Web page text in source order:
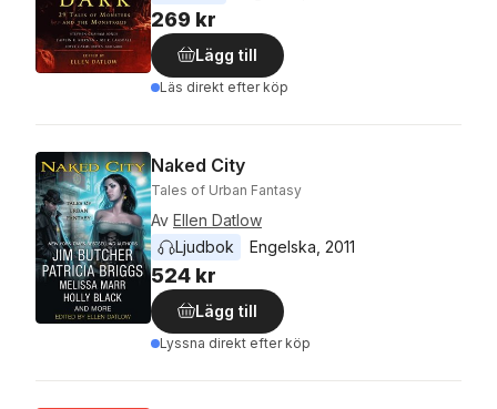
269 kr
Lägg till
Läs direkt efter köp
Naked City
Tales of Urban Fantasy
Av Ellen Datlow
Ljudbok
Engelska 2011
524 kr
Lägg till
Lyssna direkt efter köp